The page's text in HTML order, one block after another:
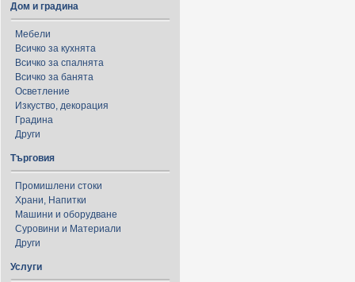
Дом и градина
Мебели
Всичко за кухнята
Всичко за спалнята
Всичко за банята
Осветление
Изкуство, декорация
Градина
Други
Търговия
Промишлени стоки
Храни, Напитки
Машини и оборудване
Суровини и Материали
Други
Услуги